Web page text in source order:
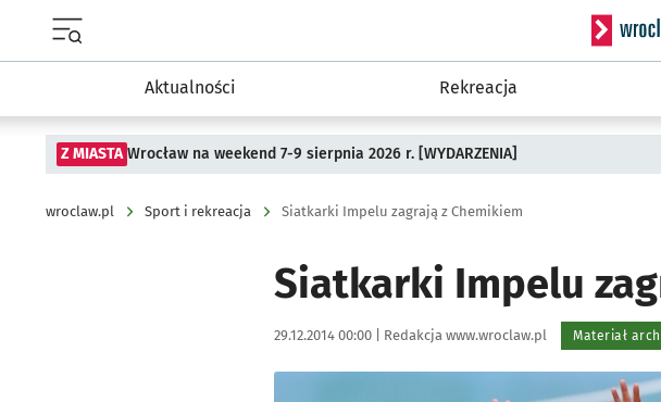
Serwis
Aktualności Rekreacja
Z MIASTA Wrocław na weekend 7-9 sierpnia 2026 r. [WYDARZENIA]
wroclaw.pl Sport i rekreacja Siatkarki Impelu zagrają z Chemikiem
Siatkarki Impelu
Data publikacji:
29.12.2014 00:00 | Autor:
Redakcja www.wroclaw.pl Materiał